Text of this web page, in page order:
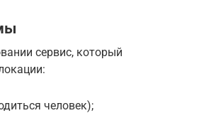
сервис, который
человек);